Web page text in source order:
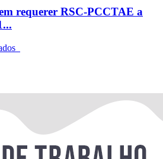
requerer RSC-PCCTAE a